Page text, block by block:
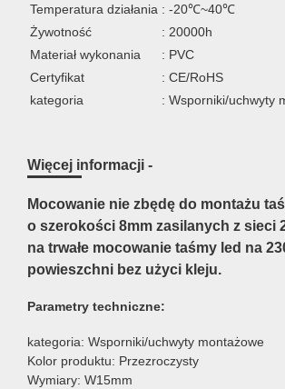
Temperatura działania : -20℃~40℃
Żywotność
: 20000h
Materiał wykonania
: PVC
Certyfikat
: CE/RoHS
kategoria
: Wsporniki/uchwyty
Więcej informacji -
Mocowanie nie zbędę do montażu
o szerokości 8mm zasilanych z sieci
na trwałe mocowanie taśmy led na
powieszchni bez użyci kleju.
Parametry techniczne:
kategoria: Wsporniki/uchwyty montażowe
Kolor produktu: Przezroczysty
Wymiary: W15mm